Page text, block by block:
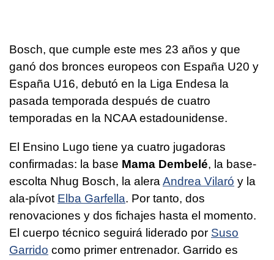
Bosch, que cumple este mes 23 años y que
ganó dos bronces europeos con España U20 y
España U16, debutó en la Liga Endesa la
pasada temporada después de cuatro
temporadas en la NCAA estadounidense.
El Ensino Lugo tiene ya cuatro jugadoras
confirmadas: la base Mama Dembelé, la base-
escolta Nhug Bosch, la aleraAndrea Vilaró y la
ala-pívot Elba Garfella. Por tanto, dos
renovaciones y dos fichajes hasta el momento.
El cuerpo técnico seguirá liderado por Suso
Garrido como primer entrenador. Garrido es